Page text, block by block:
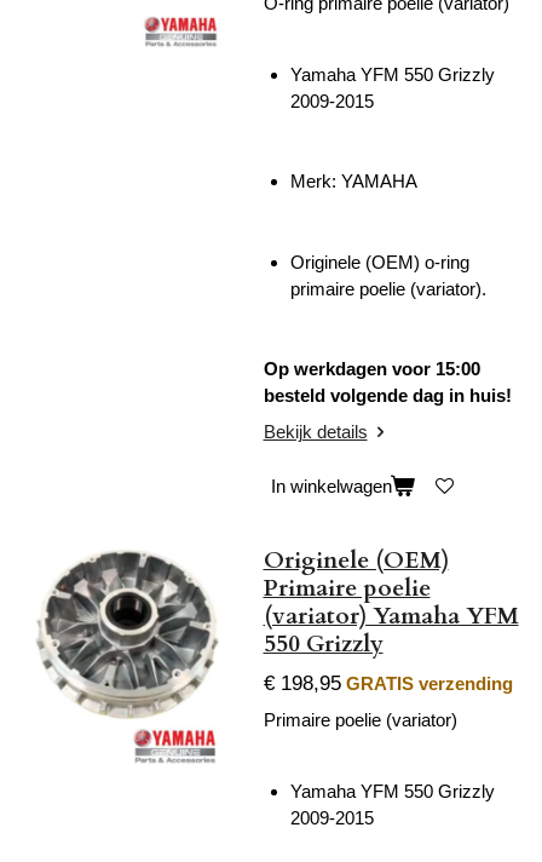
Yamaha YFM 550 Grizzly
2009-2015
Merk: YAMAHA
Originele (OEM) o-ring
primaire poelie (variator).
Op werkdagen voor 15:00
besteld volgende dag in huis!
Bekijk details
In winkelwagen
Originele (OEM)
Primaire poelie
(variator) Yamaha YFM
550 Grizzly
€ 198,95 GRATIS verzending
Primaire poelie (variator)
Yamaha YFM 550 Grizzly
2009-2015